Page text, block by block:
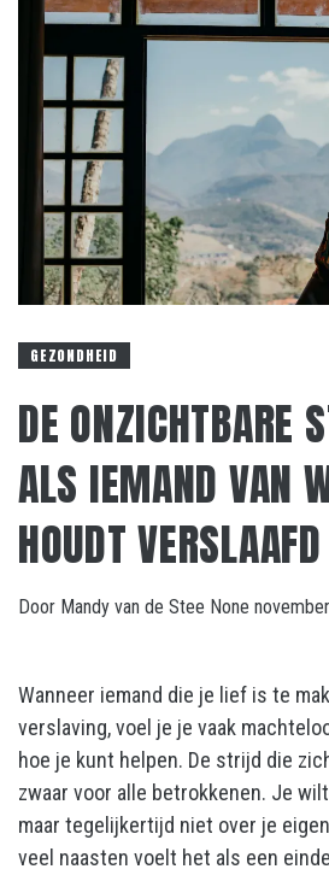
GEZONDHEID
DE ONZICHTBARE
ALS IEMAND VAN
HOUDT
Door Mandy van de Stee None
Wanneer iemand die je lief is te
verslaving, voel je je vaak
hoe je kunt helpen. De strijd die
zwaar voor alle betrokkenen. Je
maar tegelijkertijd niet over je
veel naasten voelt het als een